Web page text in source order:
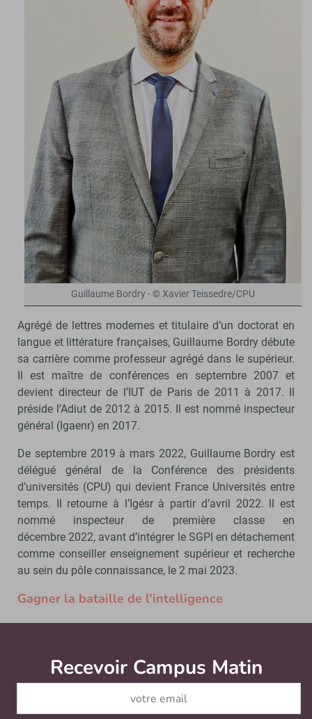
Guillaume Bordry - © Xavier Teissedre/CPU
Agrégé de lettres modernes et titulaire d’un doctorat en
langue et littérature françaises, Guillaume Bordry débute
sa carrière comme professeur agrégé dans le supérieur.
Il est maître de conférences en septembre 2007 et
devient directeur de l’IUT de Paris de 2011 à 2017. Il
préside l’Adiut de 2012 à 2015. Il est nommé inspecteur
général (Igaenr) en 2017.
De septembre 2019 à mars 2022, Guillaume Bordry est
délégué général de la Conférence des présidents
d’universités (CPU) qui devient France Universités entre
temps. Il retourne à l’Igésr à partir d’avril 2022. ll est
nommé inspecteur de première classe en
décembre 2022, avant d’intégrer le SGPI en détachement
comme conseiller enseignement supérieur et recherche
au sein du pôle connaissance, le 2 mai 2023.
Gagner la bataille de l’intelligence
succédé au Programmes d’investissements d’avenir. En
son sein, le pôle Connaissance couvre l’ensemble des
programmes sur les champs du scolaire et du supérieur,
de la culture, la recherche, l’innovation et le transfert de
Recevoir Campus Matin